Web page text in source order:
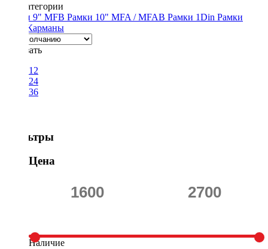
Подкатегории
Рамки 9" MFB Рамки 10" MFA / MFAB Рамки 1Din Рамки
Карманы
Показать
12
24
36
Фильтры
Цена
Наличие